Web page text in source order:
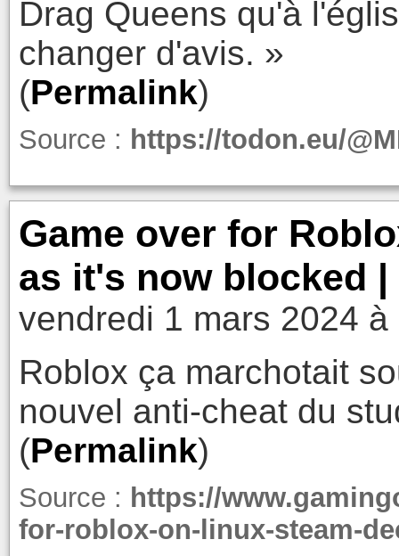
Drag Queens qu'à
changer d'avis. »
(Permalink)
Source : https://todon.eu/
Game over for
as it's now blocked
vendredi 1 mars 2024 à
Roblox ça marchotait
nouvel anti-cheat du
(Permalink)
Source : https://
for-roblox-on-linux-steam-